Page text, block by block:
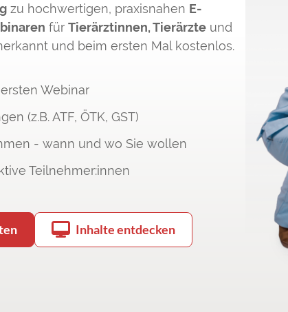
zu hochwertigen, praxisnahen E-
für Tierärztinnen, Tierärzte und
und beim ersten Mal kostenlos.
Webinar
(z.B. ATF, ÖTK, GST)
- wann und wo Sie wollen
Teilnehmer:innen
Inhalte entdecken